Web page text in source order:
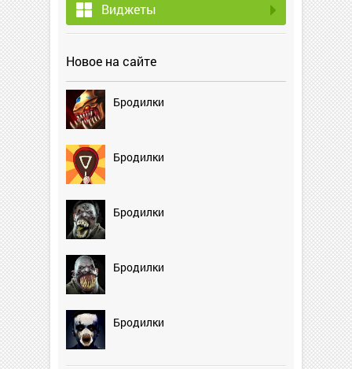
Виджеты
Новое на сайте
Бродилки
Бродилки
Бродилки
Бродилки
Бродилки